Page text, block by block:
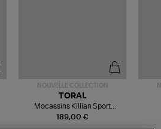
NOUVELLE COLLECTION
189,00 €
TORAL
Mocassins Killian Sport
Mousse